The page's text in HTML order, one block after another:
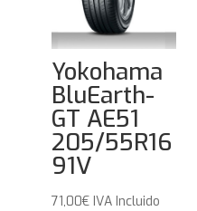
Yokohama
BluEarth-
GT AE51
205/55R16
91V
71,00€ IVA Incluido